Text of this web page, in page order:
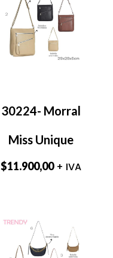
30224- Morral
Miss Unique
$11.900,00 + IVA